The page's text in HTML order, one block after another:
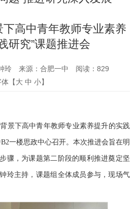
高中青年教师专业素养
研究”课题推进会
玲 来源：合肥一中 阅读： 829
【大 中 小】
背景下高中青年教师专业素养提升的实践
B2一楼思政中心召开。本次推进会旨在明
骤，为课题第二阶段的顺利推进奠定坚
玲主持，课题组全体成员参与，现场气